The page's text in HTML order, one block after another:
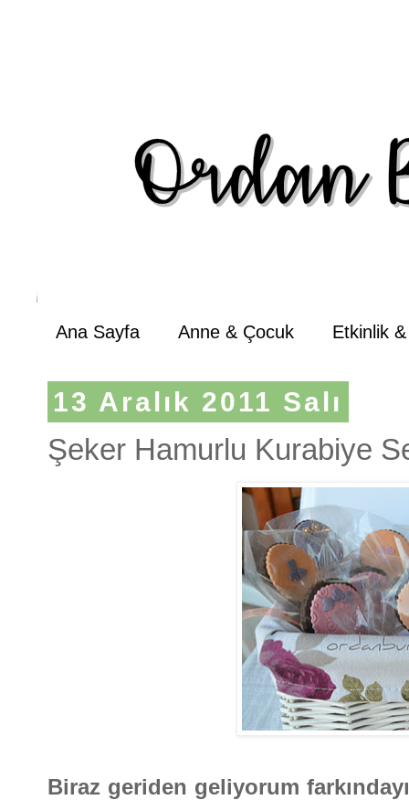
Ana Sayfa Anne & Çocuk Etkinlik
13 Aralık 2011 Salı
Şeker Hamurlu Kurabiye
Biraz geriden geliyorum